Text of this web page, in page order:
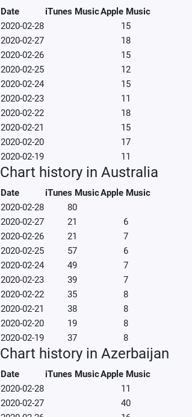
Date iTunes MusicApple Music
2020-02-28
15
2020-02-27
18
2020-02-26
15
2020-02-25
12
2020-02-24
15
2020-02-23
11
2020-02-22
18
2020-02-21
15
2020-02-20
17
2020-02-19
11
Chart history in Australia
Date iTunes MusicApple Music
2020-02-28
80
2020-02-27
21
6
2020-02-26
21
7
2020-02-25
57
6
2020-02-24
49
7
2020-02-23
39
7
2020-02-22
35
8
2020-02-21
38
8
2020-02-20
19
8
2020-02-19
37 8
Chart history in Azerbaijan
Date iTunes MusicApple Music
2020-02-28
11
2020-02-27
40